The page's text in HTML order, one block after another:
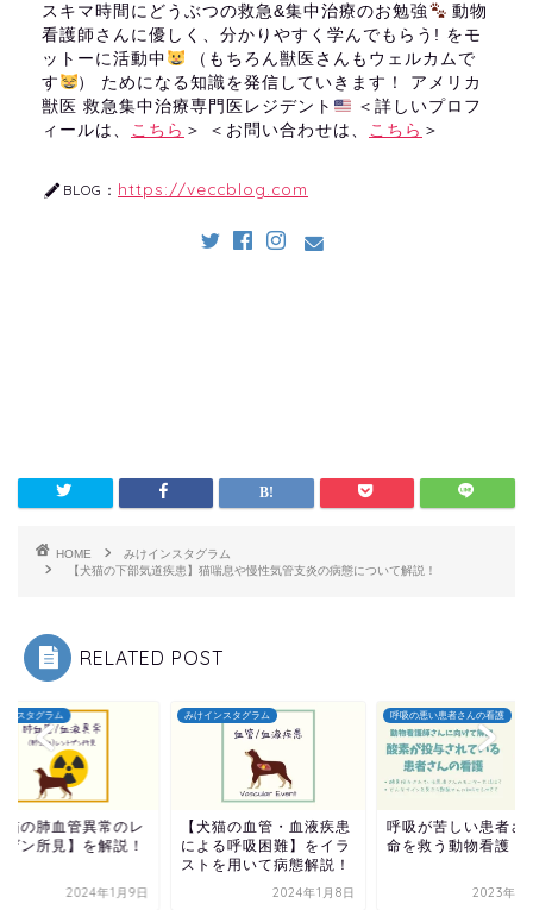
スキマ時間にどうぶつの救急&集中治療のお勉強
動物
看護師さんに優しく、分かりやすく学んでもらう! をモ
ットーに活動中
（もちろん獣医さんもウェルカムで
す
） ためになる知識を発信していきます！ アメリカ
獣医 救急集中治療専門医レジデント
＜詳しいプロフ
ィールは、
こちら ＞ ＜お問い合わせは、 こちら ＞
BLOG： https://veccblog.com
HOME
みけインスタグラム
【犬猫の下部気道疾患】猫喘息や慢性気管支炎の病態について解説！
RELATED POST
ンスタグラム
猫の肺血管異常のレ
ゲン所見】を解説！
2024年1月9日
みけインスタグラム
【犬猫の血管・血液疾患
による呼吸困難】をイラ
ストを用いて病態解説！
2024年1月8日
呼吸の悪い患者さんの看護
呼吸が苦しい患者さ
命を救う動物看護
2023年1